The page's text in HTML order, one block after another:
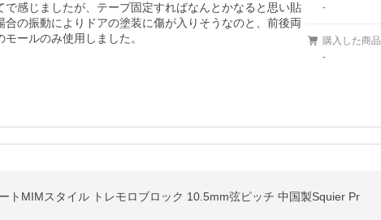
感じましたが、テープ固定すればなんとかなると思い貼
の振動によりドアの塗装に傷が入りそうなのと、前後両
ールのみ使用しました。
-
購入した商品
-
トMIMスタイル トレモロブロック 10.5mm弦ピッチ 中国製Squier Pr